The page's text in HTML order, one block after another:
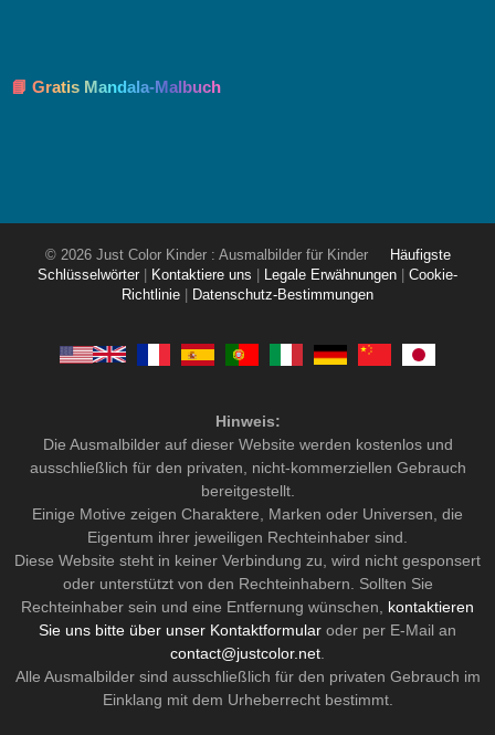
📘 Gratis Mandala-Malbuch
© 2026 Just Color Kinder : Ausmalbilder für Kinder
Häufigste
Schlüsselwörter
Kontaktiere uns Legale Erwähnungen
Cookie-
Richtlinie
Datenschutz-Bestimmungen
Hinweis:
Die Ausmalbilder auf dieser Website werden kostenlos und
ausschließlich für den privaten, nicht-kommerziellen Gebrauch
bereitgestellt.
Einige Motive zeigen Charaktere, Marken oder Universen, die
Eigentum ihrer jeweiligen Rechteinhaber sind.
Diese Website steht in keiner Verbindung zu, wird nicht gesponsert
oder unterstützt von den Rechteinhabern. Sollten Sie
Rechteinhaber sein und eine Entfernung wünschen, kontaktieren
Sie uns bitte über unser Kontaktformular oder per E-Mail an
contact@justcolor.net
Alle Ausmalbilder sind ausschließlich für den privaten Gebrauch im
Einklang mit dem Urheberrecht bestimmt.